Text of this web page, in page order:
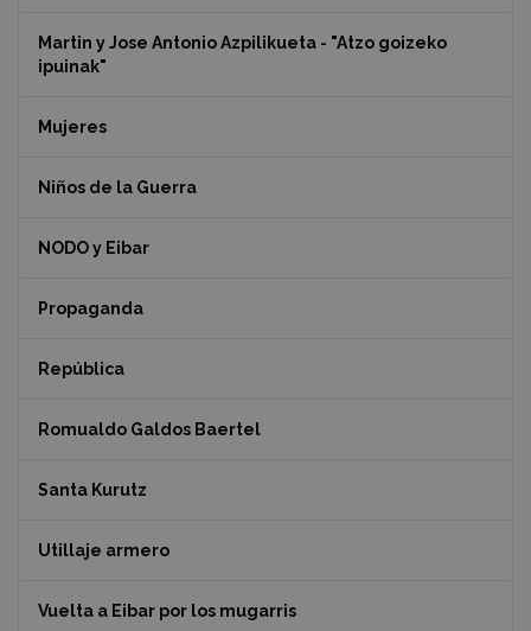
Martin y Jose Antonio Azpilikueta - "Atzo goizeko
ipuinak"
Mujeres
Niños de la Guerra
NODO y Eibar
Propaganda
República
Romualdo Galdos Baertel
Santa Kurutz
Utillaje armero
Vuelta a Eibar por los mugarris